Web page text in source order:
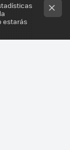
estarás